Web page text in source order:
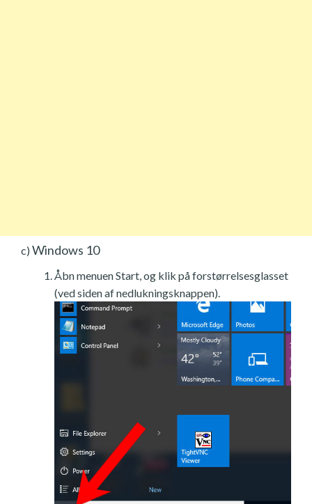
c) Windows 10
Åbn menuen Start, og klik på forstørrelsesglasset
(ved siden af nedlukningsknappen).